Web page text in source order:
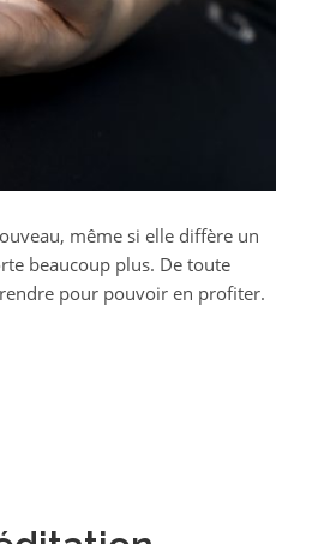
même si elle diffère un
beaucoup plus. De toute
pour pouvoir en profiter.